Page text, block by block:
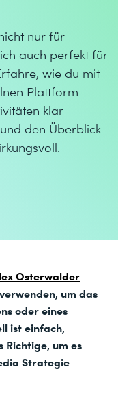
nur für
auch perfekt für
wie du mit
Plattform-
klar
den Überblick
Osterwalder
um das
oder eines
ist einfach,
Richtige, um es
Strategie